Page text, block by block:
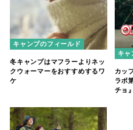
キャンプのフィールド
冬キャンプはマフラーよりネッ
クウォーマーをおすすめするワ
ケ
キャ
カッ
ラボ
チョ